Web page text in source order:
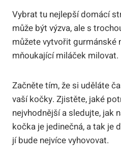
Vybrat tu nejlepší domácí
může být výzva, ale s
můžete vytvořit gurmánské
mňoukající miláček milovat.
Začněte tím, že si uděláte
vaší kočky. Zjistěte, jaké
nejvhodnější a sledujte, jak
kočka je jedinečná, a tak je
jí bude nejvíce vyhovovat.